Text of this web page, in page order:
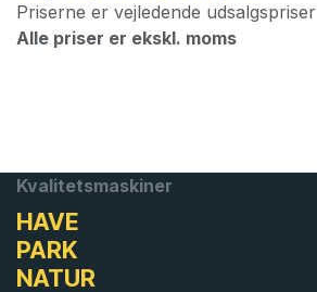
Priserne er vejledende udsalgspriser
Alle priser er ekskl. moms
Kvalitetsmaskiner
HAVE
PARK
NATUR